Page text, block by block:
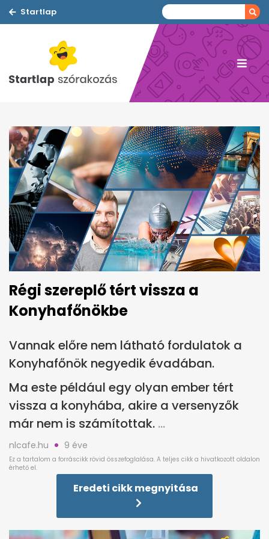
Startlap
Régi szereplő tért vissza a
Konyhafőnökbe
Vannak előre nem látható fordulatok a
Konyhafőnök negyedik évadában.
Ma este például egy olyan ember tért
vissza a konyhába, akire a versenyzők
már nem is számítottak.
nlcafe.hu 9 éve
Eredeti cikk megnyitása